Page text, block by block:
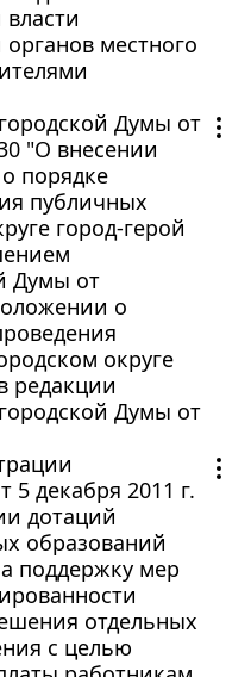
местного
Думы от
"О внесении
порядке
публичных
город-герой
Думы от
о
округе
редакции
Думы от
5 декабря 2011 г.
дотаций
образований
поддержку мер
отдельных
с целью